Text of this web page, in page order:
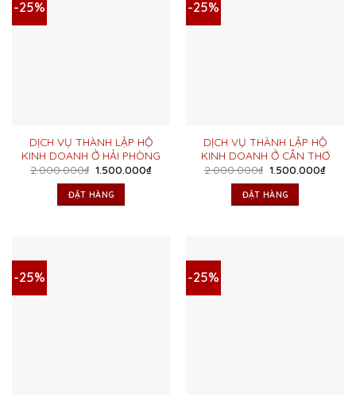
-25%
DỊCH VỤ THÀNH LẬP HỘ
KINH DOANH Ở HẢI PHÒNG
2.000.000₫ Giá
là:
2.000.000₫.
1.500.000₫Giá
ĐẶT HÀNG
-25%
DỊCH VỤ THÀNH LẬP HỘ
KINH DOANH Ở CẦN THƠ
2.000.000₫ Giá
là:
2.000.000₫.
1.500.000₫Giá
ĐẶT HÀNG
-25% -25%